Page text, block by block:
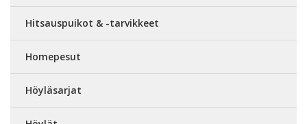
Hitsauspuikot & -tarvikkeet
Homepesut
Höyläsarjat